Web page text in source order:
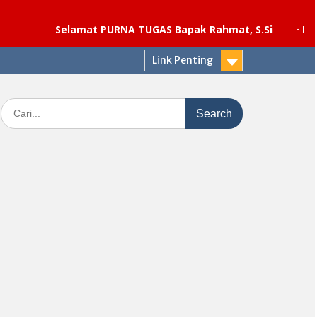
Selamat PURNA TUGAS Bapak Rahmat, S.Si
·
Link Penting
Search
for: